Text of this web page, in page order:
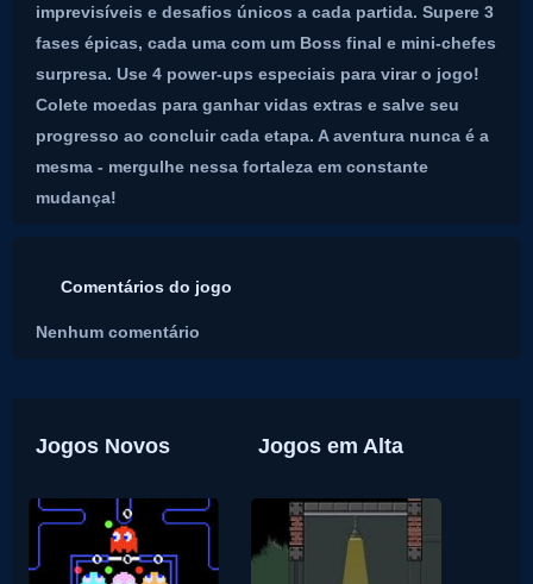
imprevisíveis e desafios únicos a cada partida. Supere 3
fases épicas, cada uma com um Boss final e mini-chefes
surpresa. Use 4 power-ups especiais para virar o jogo!
Colete moedas para ganhar vidas extras e salve seu
progresso ao concluir cada etapa. A aventura nunca é a
mesma - mergulhe nessa fortaleza em constante
mudança!
Comentários do jogo
Nenhum comentário
Jogos Novos Jogos em Alta